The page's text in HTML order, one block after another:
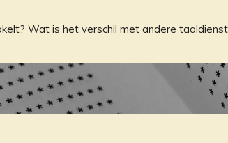
Wat is het verschil met andere